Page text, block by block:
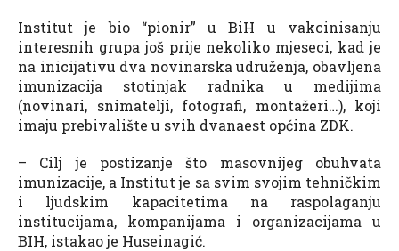
Institut je bio “pionir” u BiH u vakcinisanju
interesnih grupa još prije nekoliko mjeseci, kad je
na inicijativu dva novinarska udruženja, obavljena
imunizacija stotinjak radnika u medijima
(novinari, snimatelji, fotografi, montažeri…), koji
imaju prebivalište u svih dvanaest općina ZDK.
– Cilj je postizanje što masovnijeg obuhvata
imunizacije, a Institut je sa svim svojim tehničkim
i ljudskim kapacitetima na raspolaganju
institucijama, kompanijama i organizacijama u
BIH, istakao je Huseinagić.